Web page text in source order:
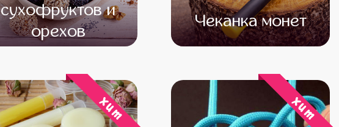
сухофруктов и
орехов
Чеканка монет
хит хит